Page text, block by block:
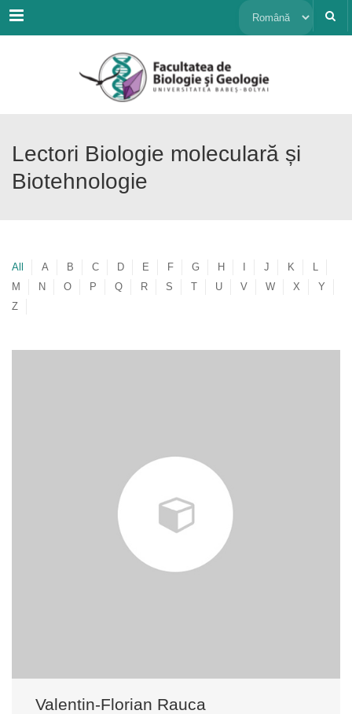
Menu Alege
limbă
Lectori Biologie moleculară și
Biotehnologie
All A B C D E F G H J K
L
M
N O P Q R S T U V W X
Y
Z
Valentin-Florian Rauca